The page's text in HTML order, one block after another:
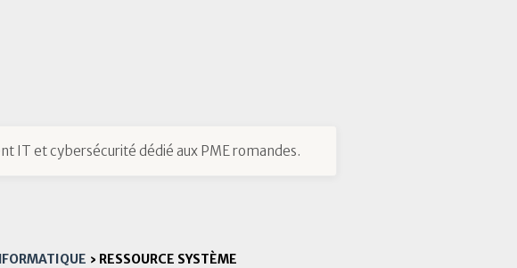
IT et cybersécurité dédié aux PME romandes.
› RESSOURCE SYSTÈME